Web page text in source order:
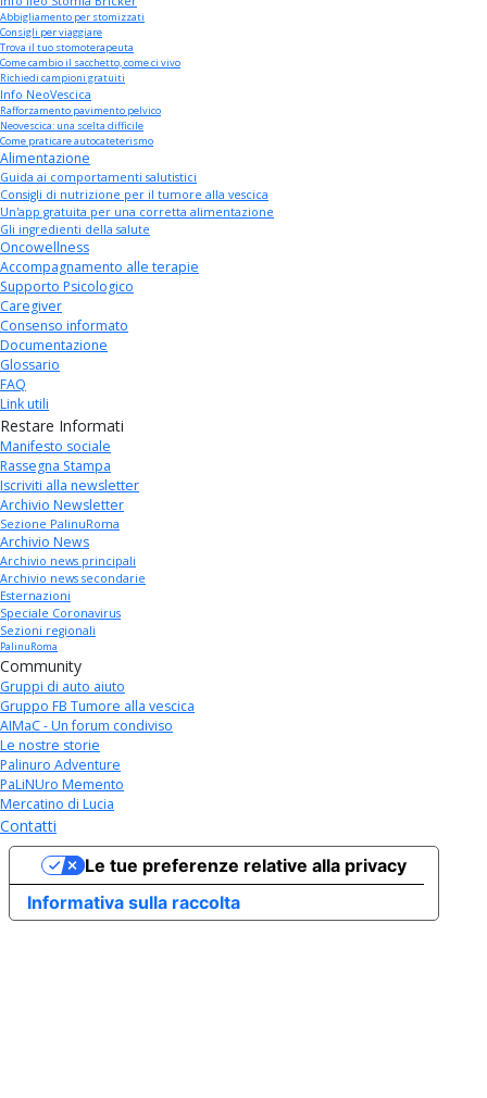
Abbigliamento per stomizzati
Consigli per viaggiare
Trova il tuo stomoterapeuta
Come cambio il sacchetto, come ci vivo
Richiedi campioni gratuiti
Info NeoVescica
Rafforzamento pavimento pelvico
Neovescica: una scelta difficile
Come praticare autocateterismo
Alimentazione
Guida ai comportamenti salutistici
Consigli di nutrizione per il tumore alla vescica
Un'app gratuita per una corretta alimentazione
Gli ingredienti della salute
Oncowellness
Accompagnamento alle terapie
Supporto Psicologico
Caregiver
Consenso informato
Documentazione
Glossario
FAQ
Link utili
Restare Informati
Manifesto sociale
Rassegna Stampa
Iscriviti alla newsletter
Archivio Newsletter
Sezione PalinuRoma
Archivio News
Archivio news principali
Archivio news secondarie
Esternazioni
Speciale Coronavirus
Sezioni regionali
PalinuRoma
Community
Gruppi di auto aiuto
Gruppo FB Tumore alla vescica
AIMaC - Un forum condiviso
Le nostre storie
Palinuro Adventure
PaLiNUro Memento
Mercatino di Lucia
Contatti
Informativa sulla raccolta
Le tue preferenze relative alla privacy